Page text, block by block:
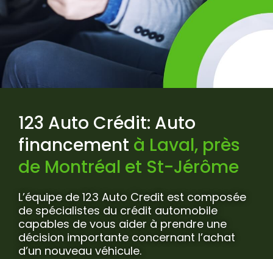
123 Auto Crédit: Auto
financement à Laval, près
de Montréal et St-Jérôme
L’équipe de 123 Auto Credit est composée
de spécialistes du crédit automobile
capables de vous aider à prendre une
décision importante concernant l’achat
d’un nouveau véhicule.